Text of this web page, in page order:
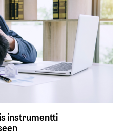
instrumentti